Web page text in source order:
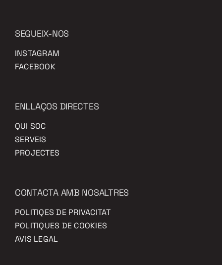
SEGUEIX-NOS
INSTAGRAM
FACEBOOK
ENLLAÇOS DIRECTES
QUI SOC
SERVEIS
PROJECTES
CONTACTA AMB NOSALTRES
POLITIQES DE PRIVACITAT
POLITIQUES DE COOKIES
AVIS LEGAL